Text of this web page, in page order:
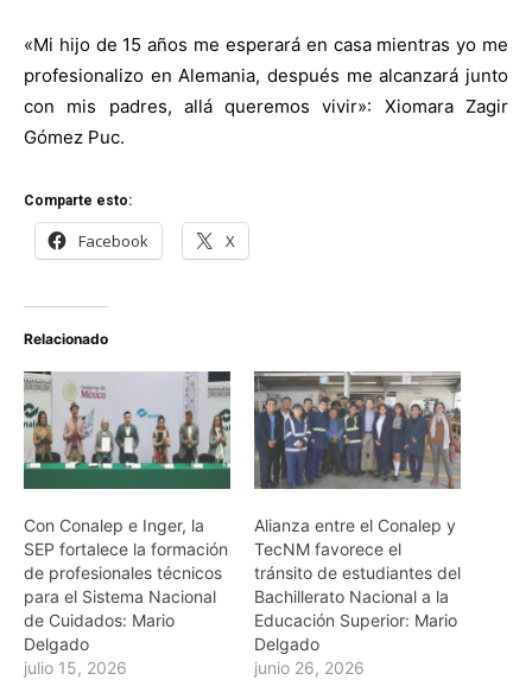
«Mi hijo de 15 años me esperará en casa mientras yo me
profesionalizo en Alemania, después me alcanzará junto
con mis padres, allá queremos vivir»: Xiomara Zagir
Gómez Puc.
Comparte esto:
Facebook X
Relacionado
Con Conalep e Inger, la
SEP fortalece la formación
de profesionales técnicos
para el Sistema Nacional
de Cuidados: Mario
Delgado
julio 15, 2026
Alianza entre el Conalep y
TecNM favorece el
tránsito de estudiantes del
Bachillerato Nacional a la
Educación Superior: Mario
Delgado
junio 26, 2026